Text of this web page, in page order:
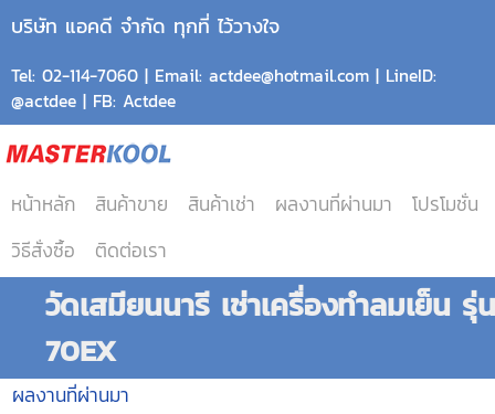
บริษัท แอคดี จำกัด ทุกที่ ไว้วางใจ
Tel: 02-114-7060 | Email: actdee@hotmail.com | LineID:
@actdee | FB: Actdee
หน้าหลัก สินค้าขาย สินค้าเช่า ผลงานที่ผ่านมา
โปรโมชั่น
วิธีสั่งซื้อ
ติดต่อเรา
วัดเสมียนนารี เช่าเครื่องทำลมเย็น รุ่น
70EX
ผลงานที่ผ่านมา